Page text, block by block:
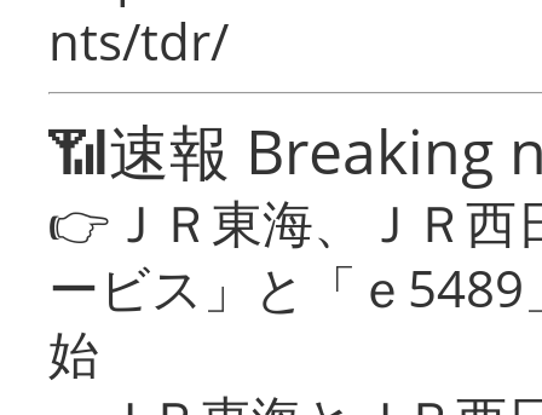
nts/tdr/
📶速報 Breaking
👉ＪＲ東海、ＪＲ
ービス」と「ｅ
始